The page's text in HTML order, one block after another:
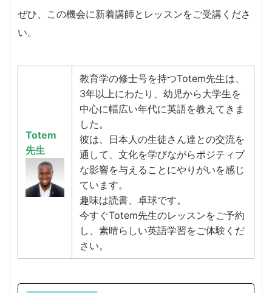
​ぜひ、この機会に新着講師とレッスンをご受講くださ
い。
Totem
先生
教育学の修士号を持つTotem先生は、
3年以上にわたり、幼児から大学生を
中心に幅広い年代に英語を教えてきま
した。
彼は、日本人の生徒さん達との交流を
通して、文化を学びながらポジティブ
な影響を与えることにやりがいを感じ
ています。
趣味は読書、卓球です。
今すぐTotem先生のレッスンをご予約
し、素晴らしい英語学習をご体験くだ
さい。